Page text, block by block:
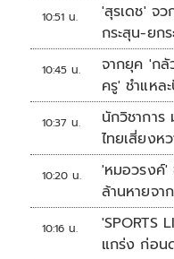
10:51 น.
'สุรเดช' จ
กระสุน-ยก
10:45 น.
จากยุค 'กลั
ครู' ชำแหล
กลับมา?
10:37 น.
นักวิชากา
ไทยเสี่ยงห
10:20 น.
'หมอวรงค์'
ล้านหายจา
ชาติ
10:16 น.
'SPORTS
แกร่ง ก่อน